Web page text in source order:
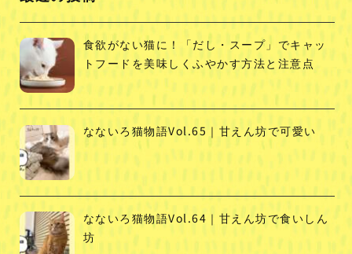
食欲がない猫に！「だし・スープ」でキャッ
トフードを美味しくふやかす方法と注意点
なないろ猫物語Vol.65｜甘えん坊で可愛い
なないろ猫物語Vol.64｜甘えん坊で食いしん
坊